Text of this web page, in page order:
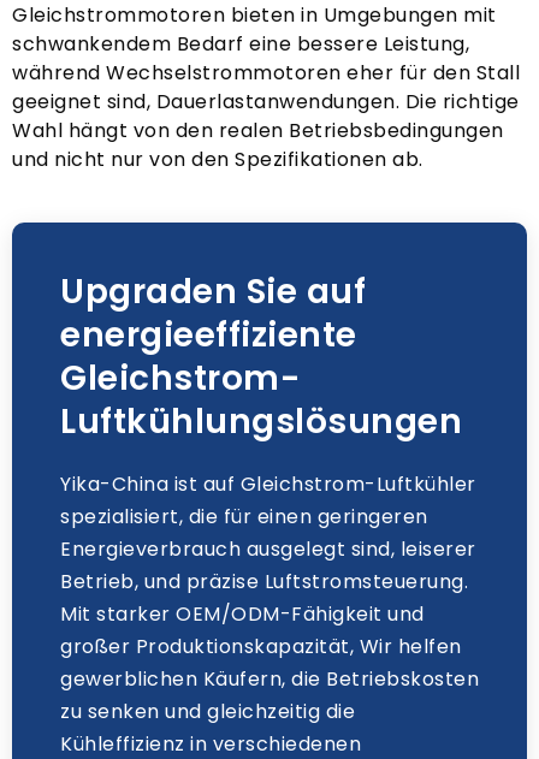
Gleichstrommotoren bieten in Umgebungen mit
schwankendem Bedarf eine bessere Leistung,
während Wechselstrommotoren eher für den Stall
geeignet sind, Dauerlastanwendungen. Die richtige
Wahl hängt von den realen Betriebsbedingungen
und nicht nur von den Spezifikationen ab.
Upgraden Sie auf
energieeffiziente
Gleichstrom-
Luftkühlungslösungen
Yika-China ist auf Gleichstrom-Luftkühler
spezialisiert, die für einen geringeren
Energieverbrauch ausgelegt sind, leiserer
Betrieb, und präzise Luftstromsteuerung.
Mit starker OEM/ODM-Fähigkeit und
großer Produktionskapazität, Wir helfen
gewerblichen Käufern, die Betriebskosten
zu senken und gleichzeitig die
Kühleffizienz in verschiedenen